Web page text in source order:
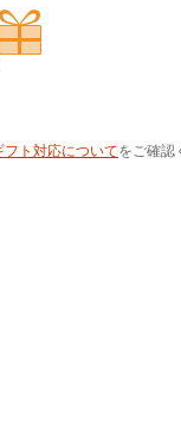
フト対応についてをご確認